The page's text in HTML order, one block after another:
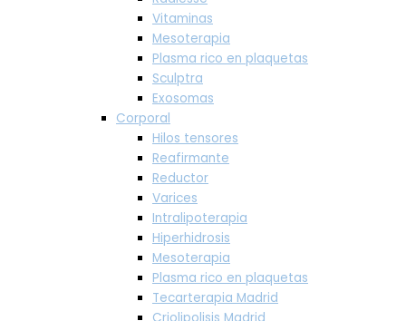
Vitaminas
Mesoterapia
Plasma rico en plaquetas
Sculptra
Exosomas
Corporal
Hilos tensores
Reafirmante
Reductor
Varices
Intralipoterapia
Hiperhidrosis
Mesoterapia
Plasma rico en plaquetas
Tecarterapia Madrid